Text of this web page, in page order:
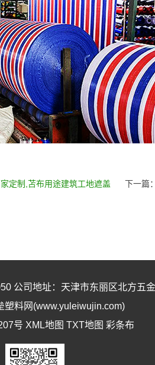
定制,苫布用途建筑工地遮盖 下一篇：
公司地址：天津市东丽区北方五
塑料网(www.yuleiwujin.com)
号 XML地图 TXT地图 彩条布